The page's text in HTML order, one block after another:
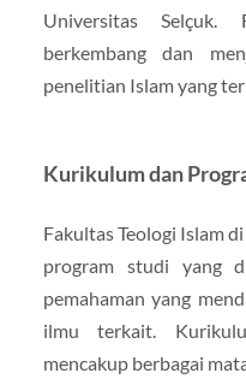
Universitas Selçuk.
berkembang dan
penelitian Islam yang
Kurikulum dan
Fakultas Teologi Islam
program studi yang
pemahaman yang
ilmu terkait.
mencakup berbagai